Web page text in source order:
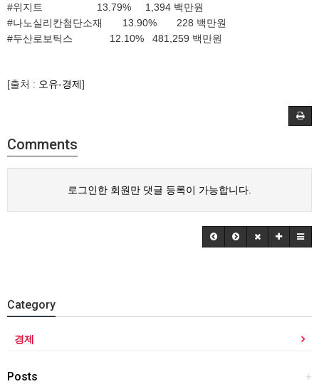
#위지트 13.79% 1,394 백만원
#나노실리칸첨단소재 13.90% 228 백만원
#두산로보틱스 12.10% 481,259 백만원
[출처 : 오유-경제]
Comments
로그인한 회원만 댓글 등록이 가능합니다.
Category
경제
+
Posts